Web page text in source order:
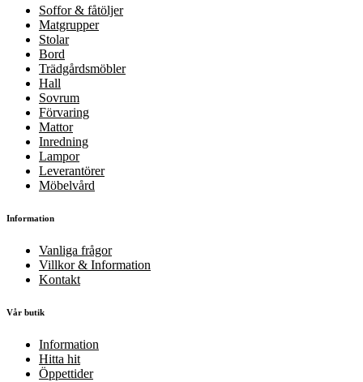
Soffor & fåtöljer
Matgrupper
Stolar
Bord
Trädgårdsmöbler
Hall
Sovrum
Förvaring
Mattor
Inredning
Lampor
Leverantörer
Möbelvård
Information
Vanliga frågor
Villkor & Information
Kontakt
Vår butik
Information
Hitta hit
Öppettider